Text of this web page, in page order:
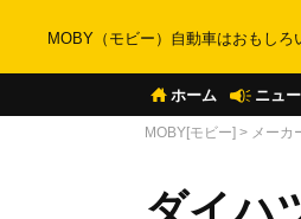
MOBY（モビー）自動車はおもしろ
ホーム ニュ
MOBY[モビー] > メーカ